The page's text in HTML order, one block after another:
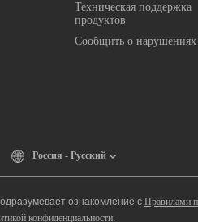
Техническая поддержка
продуктов
Сообщить о нарушениях
Россия - Русский
ознакомление с Правилами
конфиденциальности.